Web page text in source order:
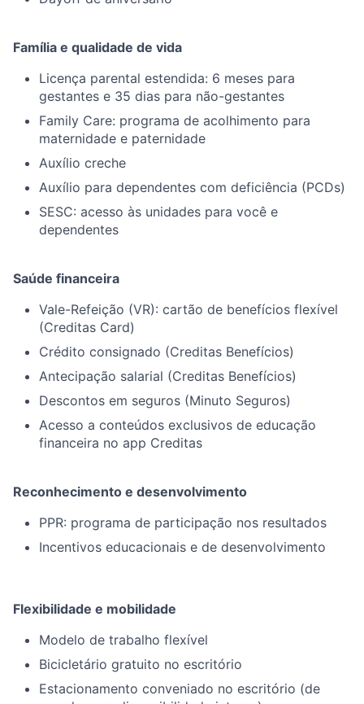
Família e qualidade de vida
Licença parental estendida: 6 meses para
gestantes e 35 dias para não-gestantes
Family Care: programa de acolhimento para
maternidade e paternidade
Auxílio creche
Auxílio para dependentes com deficiência (PCDs)
SESC: acesso às unidades para você e
dependentes
Saúde financeira
Vale-Refeição (VR): cartão de benefícios flexível
(Creditas Card)
Crédito consignado (Creditas Benefícios)
Antecipação salarial (Creditas Benefícios)
Descontos em seguros (Minuto Seguros)
Acesso a conteúdos exclusivos de educação
financeira no app Creditas
Reconhecimento e desenvolvimento
PPR: programa de participação nos resultados
Incentivos educacionais e de desenvolvimento
Flexibilidade e mobilidade
Modelo de trabalho flexível
Bicicletário gratuito no escritório
Estacionamento conveniado no escritório (de